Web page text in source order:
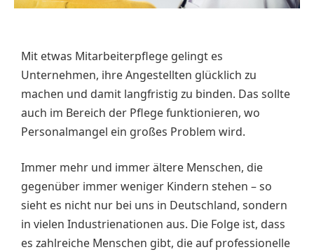
Mit etwas Mitarbeiterpflege gelingt es
Unternehmen, ihre Angestellten glücklich zu
machen und damit langfristig zu binden. Das sollte
auch im Bereich der Pflege funktionieren, wo
Personalmangel ein großes Problem wird.
Immer mehr und immer ältere Menschen, die
gegenüber immer weniger Kindern stehen – so
sieht es nicht nur bei uns in Deutschland, sondern
in vielen Industrienationen aus. Die Folge ist, dass
es zahlreiche Menschen gibt, die auf professionelle